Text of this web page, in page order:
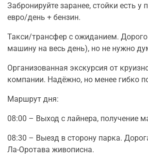
Забронируйте заранее, стойки есть у
евро/день + бензин.
Такси/трансфер с ожиданием. Дорого
машину на весь день), но не нужно
Организованная экскурсия от
компании. Надёжно, но менее гибко
Маршрут дня:
08:00 – Выход с лайнера, получение
08:30 – Выезд в сторону парка.
Ла-Оротава живописна.